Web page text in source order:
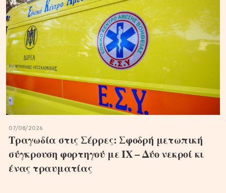
07/08/2026
Τραγωδία στις Σέρρες: Σφοδρή μετωπική
σύγκρουση φορτηγού με ΙΧ – Δύο νεκροί κι
ένας τραυματίας